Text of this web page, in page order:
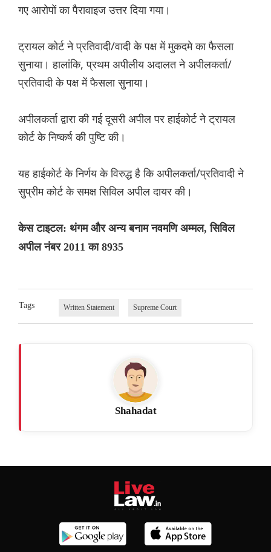
गए आरोपों का पैरावाइज उत्तर दिया गया।
ट्रायल कोर्ट ने प्रतिवादी/वादी के पक्ष में मुकदमे का फैसला
सुनाया। हालांकि, प्रथम अपीलीय अदालत ने अपीलकर्ता/
प्रतिवादी के पक्ष में फैसला सुनाया।
अपीलकर्ता द्वारा की गई दूसरी अपील पर हाईकोर्ट ने ट्रायल
कोर्ट के निष्कर्ष की पुष्टि की।
यह हाईकोर्ट के निर्णय के विरुद्ध है कि अपीलकर्ता/प्रतिवादी ने
सुप्रीम कोर्ट के समक्ष सिविल अपील दायर की।
केस टाइटल: थंगम और अन्य बनाम नवमणि अम्मल, सिविल
अपील नंबर 2011 का 8935
Tags Written Statement Supreme Court
Shahadat